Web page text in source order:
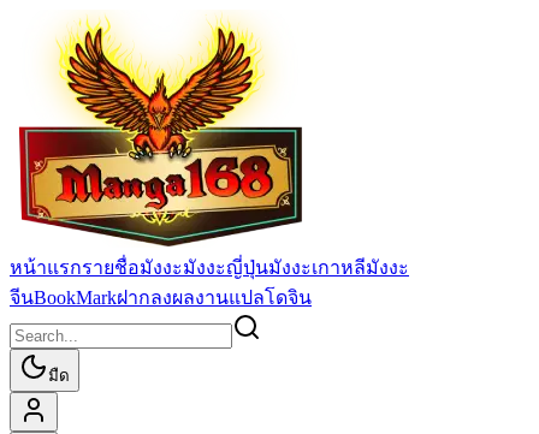
หน้าแรกรายชื่อมังงะมังงะญี่ปุ่นมังงะเกาหลีมังงะ
จีนBookMarkฝากลงผลงานแปลโดจิน
มืด